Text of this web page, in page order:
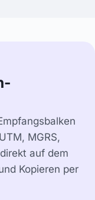
MGRS,
auf dem
Kopieren per